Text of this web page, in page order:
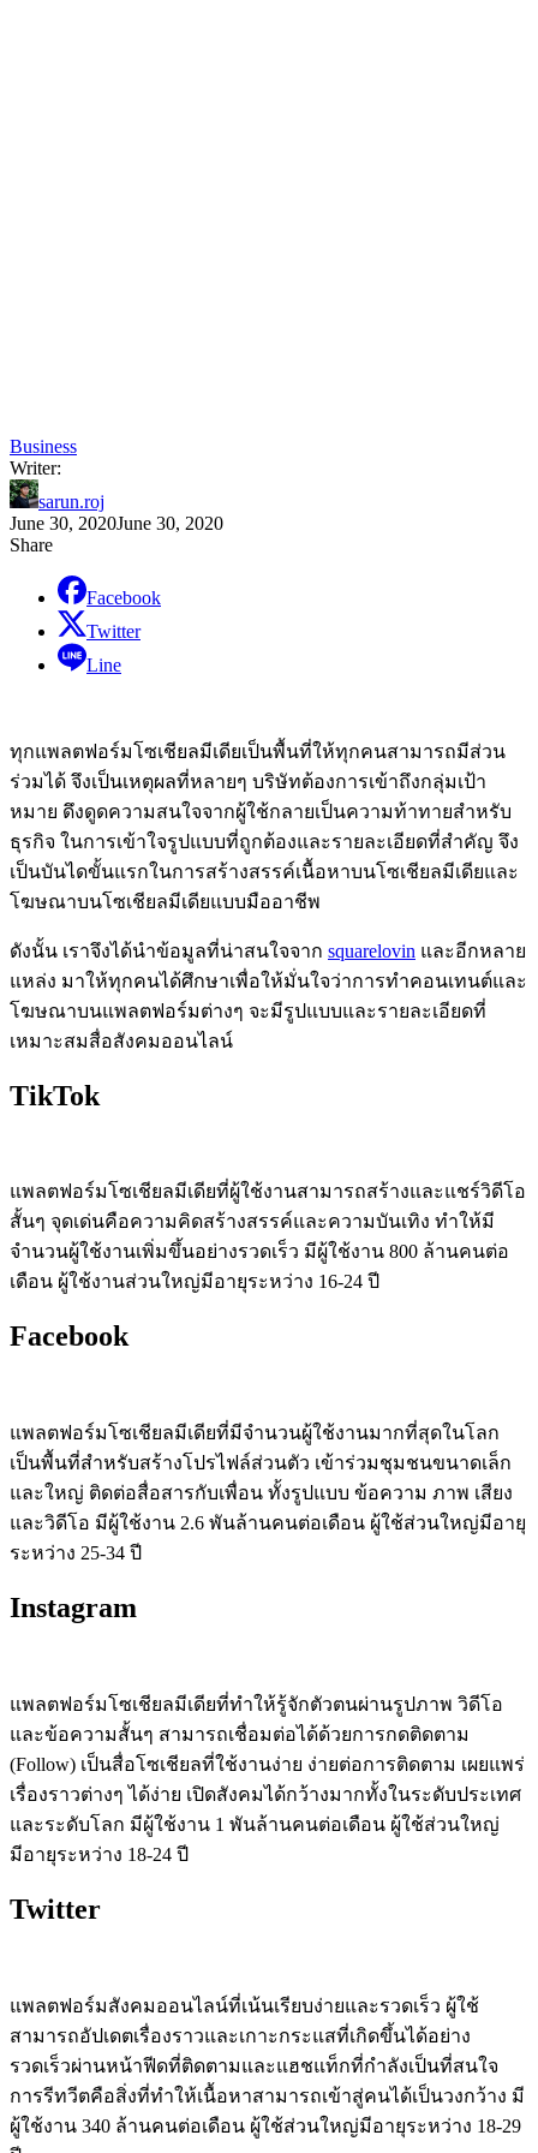
Business
Writer:
sarun.roj
June 30, 2020June 30, 2020
Share
Facebook
Twitter
Line
ทุกแพลตฟอร์มโซเชียลมีเดียเป็นพื้นที่ให้ทุกคนสามารถมีส่วน
ร่วมได้ จึงเป็นเหตุผลที่หลายๆ บริษัทต้องการเข้าถึงกลุ่มเป้า
หมาย ดึงดูดความสนใจจากผู้ใช้กลายเป็นความท้าทายสำหรับ
ธุรกิจ ในการเข้าใจรูปแบบที่ถูกต้องและรายละเอียดที่สำคัญ จึง
เป็นบันไดขั้นแรกในการสร้างสรรค์เนื้อหาบนโซเชียลมีเดียและ
โฆษณาบนโซเชียลมีเดียแบบมืออาชีพ
ดังนั้น เราจึงได้นำข้อมูลที่น่าสนใจจาก squarelovin และอีกหลาย
แหล่ง มาให้ทุกคนได้ศึกษาเพื่อให้มั่นใจว่าการทำคอนเทนต์และ
โฆษณาบนแพลตฟอร์มต่างๆ จะมีรูปแบบและรายละเอียดที่
เหมาะสมสื่อสังคมออนไลน์
TikTok
แพลตฟอร์มโซเชียลมีเดียที่ผู้ใช้งานสามารถสร้างและแชร์วิดีโอ
สั้นๆ จุดเด่นคือความคิดสร้างสรรค์และความบันเทิง ทำให้มี
จำนวนผู้ใช้งานเพิ่มขึ้นอย่างรวดเร็ว มีผู้ใช้งาน 800 ล้านคนต่อ
เดือน ผู้ใช้งานส่วนใหญ่มีอายุระหว่าง 16-24 ปี
Facebook
แพลตฟอร์มโซเชียลมีเดียที่มีจำนวนผู้ใช้งานมากที่สุดในโลก
เป็นพื้นที่สำหรับสร้างโปรไฟล์ส่วนตัว เข้าร่วมชุมชนขนาดเล็ก
และใหญ่ ติดต่อสื่อสารกับเพื่อน ทั้งรูปแบบ ข้อความ ภาพ เสียง
และวิดีโอ มีผู้ใช้งาน 2.6 พันล้านคนต่อเดือน ผู้ใช้ส่วนใหญ่มีอายุ
ระหว่าง 25-34 ปี
Instagram
แพลตฟอร์มโซเชียลมีเดียที่ทำให้รู้จักตัวตนผ่านรูปภาพ วิดีโอ
และข้อความสั้นๆ สามารถเชื่อมต่อได้ด้วยการกดติดตาม
(Follow) เป็นสื่อโซเชียลที่ใช้งานง่าย ง่ายต่อการติดตาม เผยแพร่
เรื่องราวต่างๆ ได้ง่าย เปิดสังคมได้กว้างมากทั้งในระดับประเทศ
และระดับโลก มีผู้ใช้งาน 1 พันล้านคนต่อเดือน ผู้ใช้ส่วนใหญ่
มีอายุระหว่าง 18-24 ปี
Twitter
แพลตฟอร์มสังคมออนไลน์ที่เน้นเรียบง่ายและรวดเร็ว ผู้ใช้
สามารถอัปเดตเรื่องราวและเกาะกระแสที่เกิดขึ้นได้อย่าง
รวดเร็วผ่านหน้าฟีดที่ติดตามและแฮชแท็กที่กำลังเป็นที่สนใจ
การรีทวีตคือสิ่งที่ทำให้เนื้อหาสามารถเข้าสู่คนได้เป็นวงกว้าง มี
ผู้ใช้งาน 340 ล้านคนต่อเดือน ผู้ใช้ส่วนใหญ่มีอายุระหว่าง 18-29